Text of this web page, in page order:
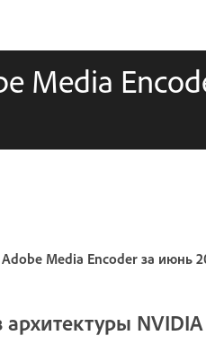
Media
Media Encoder за июнь